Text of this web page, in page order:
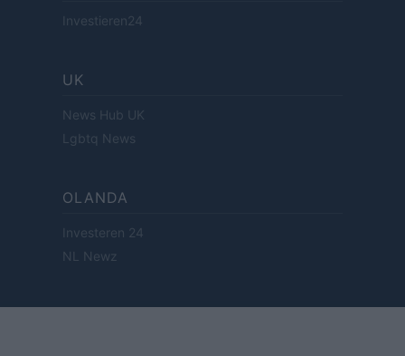
Investieren24
UK
News Hub UK
Lgbtq News
OLANDA
Investeren 24
NL Newz